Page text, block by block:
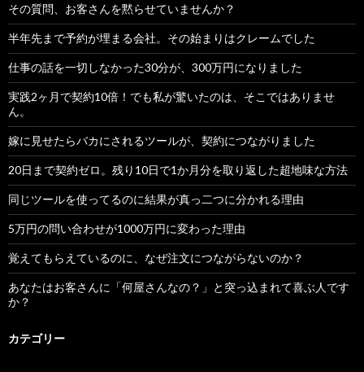
その質問、お客さんを黙らせていませんか？
半年先まで予約が埋まる会社。その始まりはクレームでした
仕事の話を一切しなかった30分が、300万円になりました
実践2ヶ月で契約10倍！でも私が驚いたのは、そこではありませ
ん。
嫁に見せたらバカにされるツールが、契約につながりました
20日まで契約ゼロ。残り10日で1か月分を取り返した超地味な方法
同じツールを使ってるのに結果が真っ二つに分かれる理由
5万円の問い合わせが1000万円に変わった理由
覚えてもらえているのに、なぜ注文につながらないのか？
あなたはお客さんに「何屋さんなの？」と突っ込まれて喜ぶ人です
か？
カテゴリー